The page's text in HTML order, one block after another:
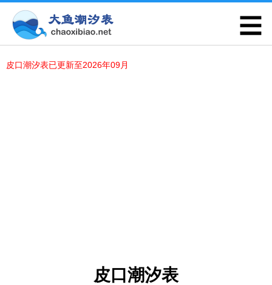
皮口潮汐表已更新至2026年09月
皮口潮汐表